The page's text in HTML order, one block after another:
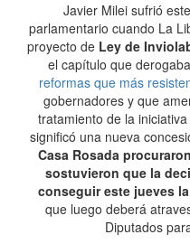
Javier Milei sufrió
parlamentario cuando La
proyecto de Ley de
el capítulo que
reformas que más
gobernadores y que
tratamiento de la
significó una nueva
Casa Rosada
sostuvieron que la
conseguir este jueves
que luego deberá
Diputados